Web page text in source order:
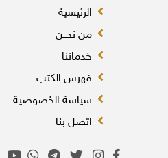
الرئيسية
من نحــن
خدماتنا
فهرس الكتب
سياسة الخصوصية
اتصل بنا